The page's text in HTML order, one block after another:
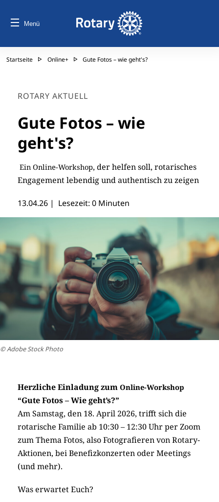
Menü
Startseite Online+ Gute Fotos – wie geht's?
ROTARY AKTUELL
Gute Fotos – wie
geht's?
Ein Online-Workshop, der helfen soll, rotarisches
Engagement lebendig und authentisch zu zeigen
13.04.26 | Lesezeit: 0 Minuten
© Adobe Stock Photo
Herzliche Einladung zum Online-Workshop
“Gute Fotos – Wie geht’s?”
Am Samstag, den 18. April 2026, trifft sich die
rotarische Familie ab 10:30 – 12:30 Uhr per Zoom
zum Thema Fotos, also Fotografieren von Rotary-
Aktionen, bei Benefizkonzerten oder Meetings
(und mehr).
Was erwartet Euch?